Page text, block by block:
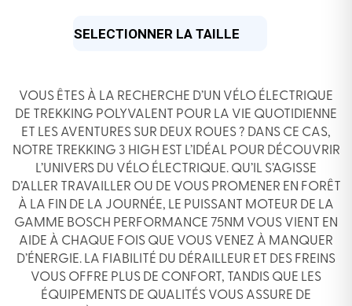
ÉTAIT :
EST :
VOUS ÊTES À LA RECHERCHE D’UN VÉLO ÉLECTRIQUE
DE TREKKING POLYVALENT POUR LA VIE QUOTIDIENNE
ET LES AVENTURES SUR DEUX ROUES ? DANS CE CAS,
NOTRE TREKKING 3 HIGH EST L’IDÉAL POUR DÉCOUVRIR
L’UNIVERS DU VÉLO ÉLECTRIQUE. QU’IL S’AGISSE
D’ALLER TRAVAILLER OU DE VOUS PROMENER EN FORÊT
À LA FIN DE LA JOURNÉE, LE PUISSANT MOTEUR DE LA
GAMME BOSCH PERFORMANCE 75NM VOUS VIENT EN
AIDE À CHAQUE FOIS QUE VOUS VENEZ À MANQUER
D’ÉNERGIE. LA FIABILITÉ DU DÉRAILLEUR ET DES FREINS
VOUS OFFRE PLUS DE CONFORT, TANDIS QUE LES
ÉQUIPEMENTS DE QUALITÉS VOUS ASSURE DE